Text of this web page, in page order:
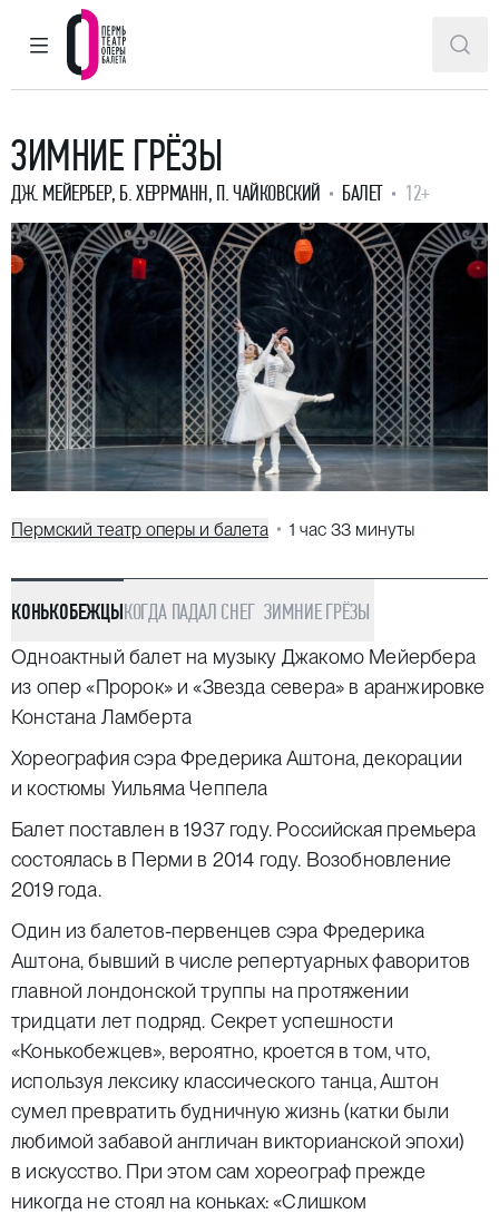
ГЛАВНОЕ МЕНЮ
Пермский театр оперы и балета
ЗИМНИЕ ГРЁЗЫ
ДЖ. МЕЙЕРБЕР, Б. ХЕРРМАНН, П. ЧАЙКОВСКИЙ БАЛЕТ 12+
Пермский театр оперы и балета 1 час 33 минуты
КОНЬКОБЕЖЦЫКОГДА ПАДАЛ СНЕГ ЗИМНИЕ ГРЁЗЫ
Одноактный балет на музыку Джакомо Мейербера
из опер «Пророк» и «Звезда севера» в аранжировке
Констана Ламберта
Хореография сэра Фредерика Аштона, декорации
и костюмы Уильяма Чеппела
Балет поставлен в 1937 году. Российская премьера
состоялась в Перми в 2014 году. Возобновление
2019 года.
Один из балетов-первенцев сэра Фредерика
Аштона, бывший в числе репертуарных фаворитов
главной лондонской труппы на протяжении
тридцати лет подряд. Секрет успешности
«Конькобежцев», вероятно, кроется в том, что,
используя лексику классического танца, Аштон
сумел превратить будничную жизнь (катки были
любимой забавой англичан викторианской эпохи)
в искусство. При этом сам хореограф прежде
никогда не стоял на коньках: «Слишком